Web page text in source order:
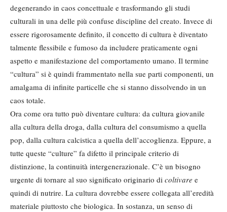
degenerando in caos concettuale e trasformando gli studi
culturali in una delle più confuse discipline del creato. Invece di
essere rigorosamente definito, il concetto di cultura è diventato
talmente flessibile e fumoso da includere praticamente ogni
aspetto e manifestazione del comportamento umano. Il termine
“cultura” si è quindi frammentato nella sue parti componenti, un
amalgama di infinite particelle che si stanno dissolvendo in un
caos totale.
Ora come ora tutto può diventare cultura: da cultura giovanile
alla cultura della droga, dalla cultura del consumismo a quella
pop, dalla cultura calcistica a quella dell’accoglienza. Eppure, a
tutte queste “culture” fa difetto il principale criterio di
distinzione, la continuità intergenerazionale. C’è un bisogno
urgente di tornare al suo significato originario di coltivare e
quindi di nutrire. La cultura dovrebbe essere collegata all’eredità
materiale piuttosto che biologica. In sostanza, un senso di